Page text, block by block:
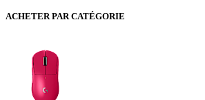
ACHETER PAR CATÉGORIE